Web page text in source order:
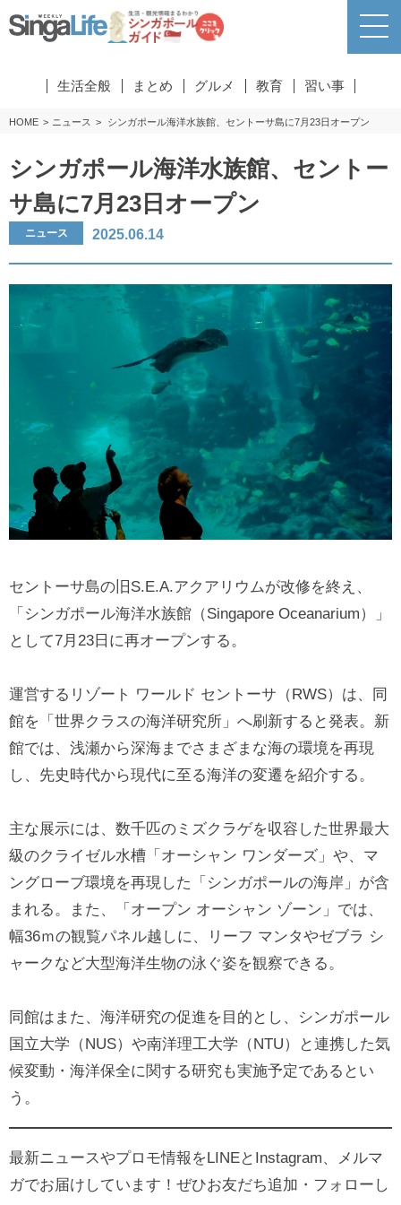
生活全般 まとめ グルメ 教育 習い事
HOME ニュース シンガポール海洋水族館、セントーサ島に7月23日オープン
シンガポール海洋水族館、セントー
サ島に7月23日オープン
ニュース 2025.06.14
セントーサ島の旧S.E.A.アクアリウムが改修を終え、
「シンガポール海洋水族館（Singapore Oceanarium）」
として7月23日に再オープンする。
運営するリゾート ワールド セントーサ（RWS）は、同
館を「世界クラスの海洋研究所」へ刷新すると発表。新
館では、浅瀬から深海までさまざまな海の環境を再現
し、先史時代から現代に至る海洋の変遷を紹介する。
主な展示には、数千匹のミズクラゲを収容した世界最大
級のクライゼル水槽「オーシャン ワンダーズ」や、マ
ングローブ環境を再現した「シンガポールの海岸」が含
まれる。また、「オープン オーシャン ゾーン」では、
幅36ｍの観覧パネル越しに、リーフ マンタやゼブラ シ
ャークなど大型海洋生物の泳ぐ姿を観察できる。
同館はまた、海洋研究の促進を目的とし、シンガポール
国立大学（NUS）や南洋理工大学（NTU）と連携した気
候変動・海洋保全に関する研究も実施予定であるとい
う。
最新ニュースやプロモ情報をLINEとInstagram、メルマ
ガでお届けしています！ぜひお友だち追加・フォローし